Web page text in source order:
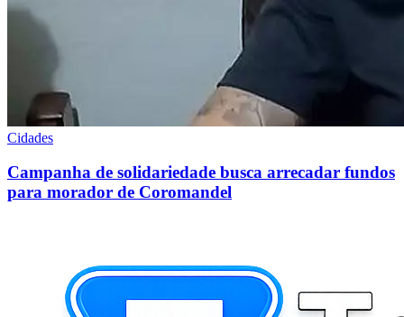
Cidades
Campanha de solidariedade busca arrecadar fundos
para morador de Coromandel